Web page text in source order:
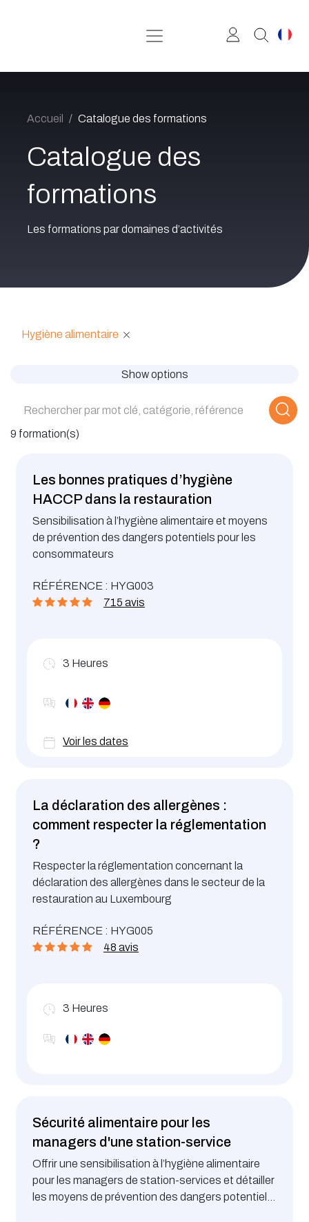
Accueil Catalogue des formations
Catalogue des
formations
Les formations par domaines d’activités
Hygiène alimentaire
Show options
9 formation(s)
Les bonnes pratiques d’hygiène
HACCP dans la restauration
Sensibilisation à l’hygiène alimentaire et moyens
de prévention des dangers potentiels pour les
consommateurs
RÉFÉRENCE : HYG003
715 avis
3 Heures
Voir les dates
La déclaration des allergènes :
comment respecter la réglementation
?
Respecter la réglementation concernant la
déclaration des allergènes dans le secteur de la
restauration au Luxembourg
RÉFÉRENCE : HYG005
48 avis
3 Heures
Sécurité alimentaire pour les
managers d'une station-service
Offrir une sensibilisation à l’hygiène alimentaire
pour les managers de station-services et détailler
les moyens de prévention des dangers potentiels